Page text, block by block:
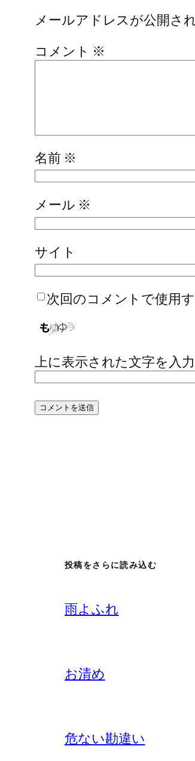
メールアドレスが公開さ
コメント ※
名前 ※
メール ※
サイト
次回のコメントで使用
上に表示された文字を入
投稿をさらに読み込む
雨よふれ
お清め
危ない勘違い